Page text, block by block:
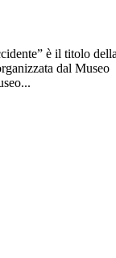
è il titolo
dal Museo